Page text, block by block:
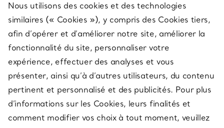
SERVICES
À PROPOS
QUESTIONS LÉGALES
Nous utilisons des cookies et des technologies
similaires (« Cookies »), y compris des Cookies tiers,
afin d’opérer et d’améliorer notre site, améliorer la
fonctionnalité du site, personnaliser votre
expérience, effectuer des analyses et vous
présenter, ainsi qu’à d’autres utilisateurs, du contenu
pertinent et personnalisé et des publicités. Pour plus
d’informations sur les Cookies, leurs finalités et
comment modifier vos choix à tout moment, veuillez